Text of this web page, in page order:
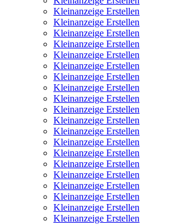
Kleinanzeige Erstellen
Kleinanzeige Erstellen
Kleinanzeige Erstellen
Kleinanzeige Erstellen
Kleinanzeige Erstellen
Kleinanzeige Erstellen
Kleinanzeige Erstellen
Kleinanzeige Erstellen
Kleinanzeige Erstellen
Kleinanzeige Erstellen
Kleinanzeige Erstellen
Kleinanzeige Erstellen
Kleinanzeige Erstellen
Kleinanzeige Erstellen
Kleinanzeige Erstellen
Kleinanzeige Erstellen
Kleinanzeige Erstellen
Kleinanzeige Erstellen
Kleinanzeige Erstellen
Kleinanzeige Erstellen